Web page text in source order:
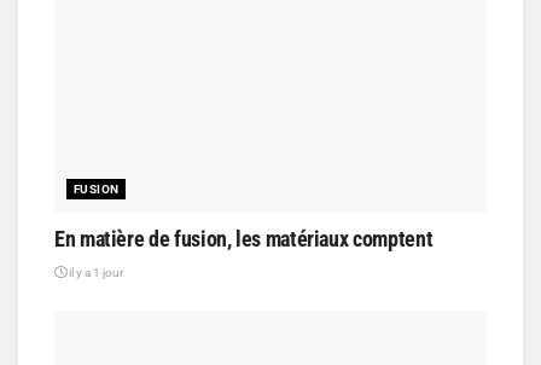
FUSION
En matière de fusion, les matériaux comptent
il y a 1 jour